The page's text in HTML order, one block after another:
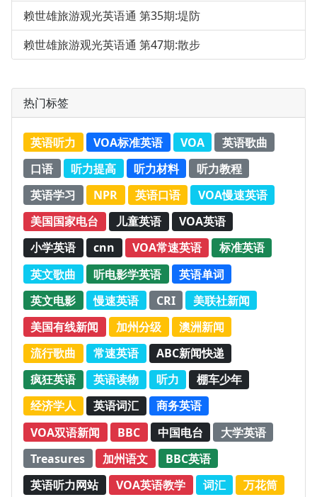
赖世雄旅游观光英语通 第35期:堤防
赖世雄旅游观光英语通 第47期:散步
热门标签
英语听力 VOA标准英语 VOA
英语歌曲
口语
听力提高 听力材料
听力教程
英语学习
NPR 英语口语
VOA慢速英语
美国国家电台
儿童英语
VOA英语
小学英语
cnn VOA常速英语
标准英语
英文歌曲
听电影学英语
英语单词
英文电影
慢速英语 CRI
美联社新闻
美国有线新闻
加州分级
澳洲新闻
流行歌曲
常速英语
ABC新闻快递
疯狂英语
英语读物 听力
棚车少年
经济学人
英语词汇
商务英语
VOA双语新闻
BBC 中国电台
大学英语
Treasures
加州语文
BBC英语
英语听力网站
VOA英语教学 词汇
万花筒